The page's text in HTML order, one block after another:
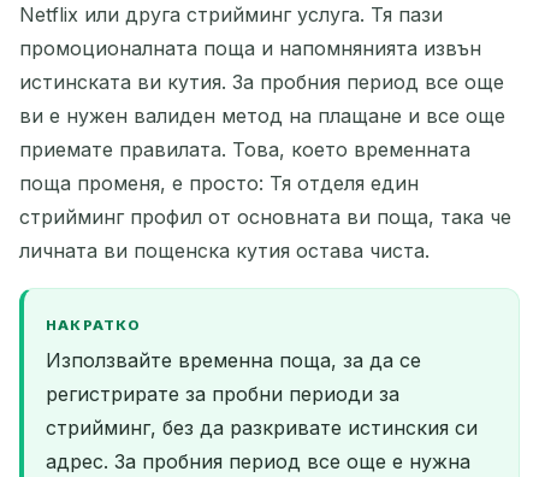
Netflix или друга стрийминг услуга. Тя пази
промоционалната поща и напомнянията извън
истинската ви кутия. За пробния период все още
ви е нужен валиден метод на плащане и все още
приемате правилата. Това, което временната
поща променя, е просто: Тя отделя един
стрийминг профил от основната ви поща, така че
личната ви пощенска кутия остава чиста.
НАКРАТКО
Използвайте временна поща, за да се
регистрирате за пробни периоди за
стрийминг, без да разкривате истинския си
адрес. За пробния период все още е нужна